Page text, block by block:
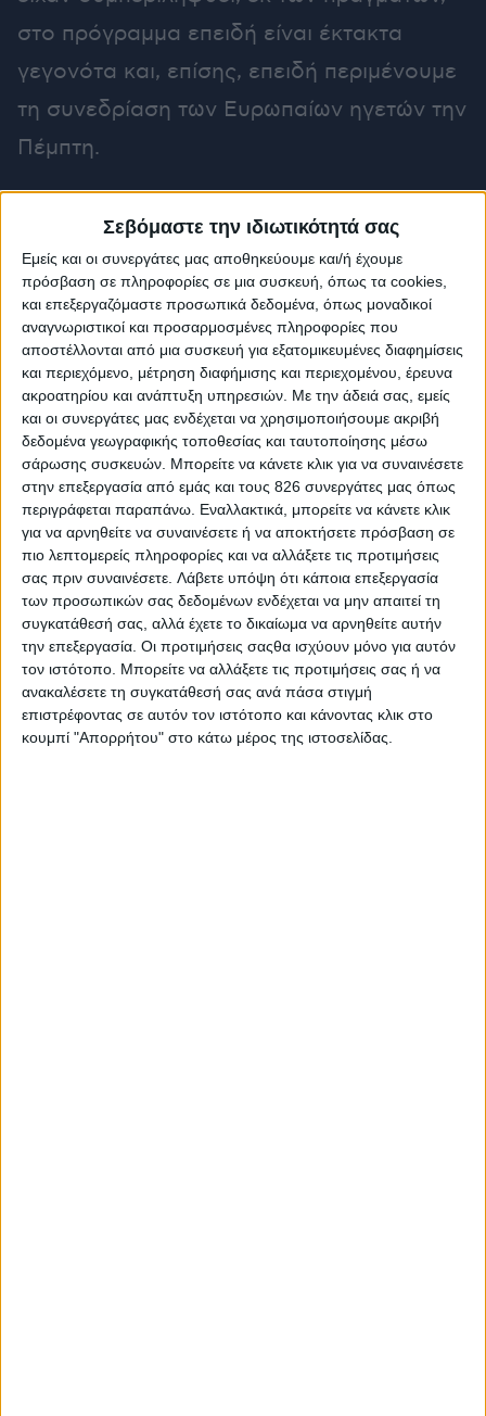
Σεβόμαστε την ιδιωτικότητά σας
Εμείς και οι συνεργάτες μας αποθηκεύουμε και/ή έχουμε
πρόσβαση σε πληροφορίες σε μια συσκευή, όπως τα cookies,
και επεξεργαζόμαστε προσωπικά δεδομένα, όπως μοναδικοί
αναγνωριστικοί και προσαρμοσμένες πληροφορίες που
αποστέλλονται από μια συσκευή για εξατομικευμένες διαφημίσεις
και περιεχόμενο, μέτρηση διαφήμισης και περιεχομένου, έρευνα
ακροατηρίου και ανάπτυξη υπηρεσιών. Με την άδειά σας, εμείς
και οι συνεργάτες μας ενδέχεται να χρησιμοποιήσουμε ακριβή
δεδομένα γεωγραφικής τοποθεσίας και ταυτοποίησης μέσω
σάρωσης συσκευών. Μπορείτε να κάνετε κλικ για να συναινέσετε
στην επεξεργασία από εμάς και τους 826 συνεργάτες μας όπως
περιγράφεται παραπάνω. Εναλλακτικά, μπορείτε να κάνετε κλικ
για να αρνηθείτε να συναινέσετε ή να αποκτήσετε πρόσβαση σε
πιο λεπτομερείς πληροφορίες και να αλλάξετε τις προτιμήσεις
σας πριν συναινέσετε. Λάβετε υπόψη ότι κάποια επεξεργασία
των προσωπικών σας δεδομένων ενδέχεται να μην απαιτεί τη
συγκατάθεσή σας, αλλά έχετε το δικαίωμα να αρνηθείτε αυτήν
την επεξεργασία. Οι προτιμήσεις σαςθα ισχύουν μόνο για αυτόν
τον ιστότοπο. Μπορείτε να αλλάξετε τις προτιμήσεις σας ή να
ανακαλέσετε τη συγκατάθεσή σας ανά πάσα στιγμή
επιστρέφοντας σε αυτόν τον ιστότοπο και κάνοντας κλικ στο
κουμπί "Απορρήτου" στο κάτω μέρος της ιστοσελίδας.
στο πρόγραμμα επειδή είναι έκτακτα
γεγονότα και, επίσης, επειδή περιμένουμε
τη συνεδρίαση των Ευρωπαίων ηγετών την
Πέμπτη.
Όμως, αυτό το οποίο μπορώ να σας πω
είναι ότι, για εμάς, η Γροιλανδία αφορά
τους πολίτες της Δανίας και της
Γροιλανδίας και ότιως Ευρωπαίοι έχουμε
συγκεκριμένα σημεία αναφοράς: το
Διεθνές Δίκαιο, την κυριαρχία, την
εδαφική ακεραιότητα.Είναι πάρα πολύ
σημαντικό να συνεχιστεί τόσο ο διάλογος
από τη μία, όσο και να υπάρχει ενότητα και
συντονισμός όλων των ευρωπαϊκών
χωρών από την άλλη.
Οι ευρωπαϊκές χώρες έχουν πάρει πλέον
αποφάσεις για ενίσχυση των αμυντικών
προϋπολογισμών, εν μέσω της